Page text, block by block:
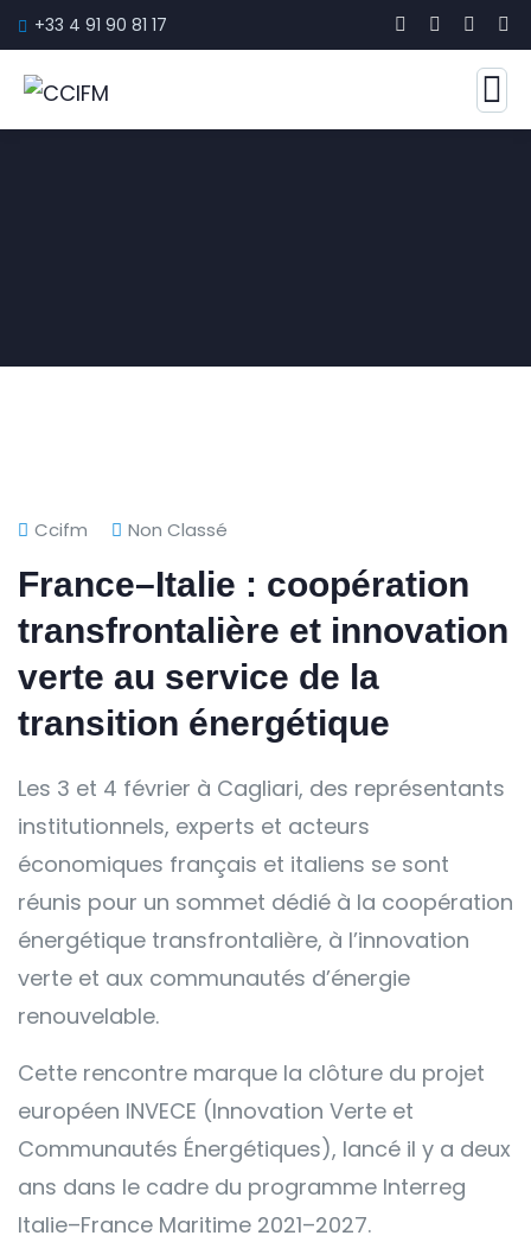
+33 4 91 90 81 17
Ccifm Non Classé
France–Italie : coopération
transfrontalière et innovation
verte au service de la
transition énergétique
Les 3 et 4 février à Cagliari, des représentants
institutionnels, experts et acteurs
économiques français et italiens se sont
réunis pour un sommet dédié à la coopération
énergétique transfrontalière, à l’innovation
verte et aux communautés d’énergie
renouvelable.
Cette rencontre marque la clôture du projet
européen INVECE (Innovation Verte et
Communautés Énergétiques), lancé il y a deux
ans dans le cadre du programme Interreg
Italie–France Maritime 2021–2027.